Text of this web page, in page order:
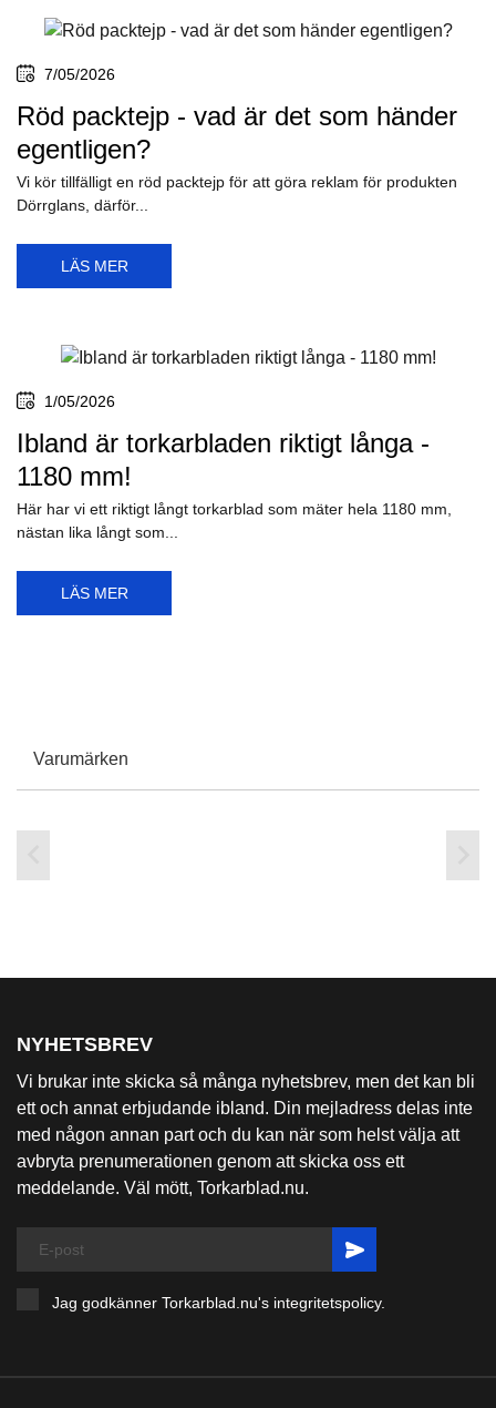
12/05/2026
Betala med Apple Pay här i butiken
Nu kan du betala med populära, smidiga och säkra Apple Pay här
i butiken på Torkarblad.nu.
Röd packtejp - vad är det som händer
egentligen?
Vi kör tillfälligt en röd packtejp för att göra reklam för produkten
Dörrglans, därför...
1180 mm!
nästan lika långt som...
 
Vi brukar inte skicka så många nyhetsbrev, men det kan bli